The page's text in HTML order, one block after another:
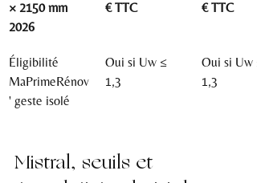
× 2150 mm
2026
€ TTC
€ TTC
Éligibilité
MaPrimeRénov
' geste isolé
Oui si Uw ≤
1,3
Oui si Uw
1,3
Mistral, seuils et